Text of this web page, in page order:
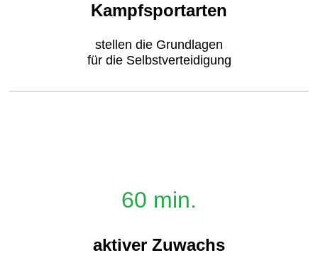
Kampfsportarten
stellen die Grundlagen
für die Selbstverteidigung
60 min.
aktiver Zuwachs